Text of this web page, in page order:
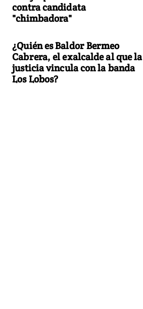
contra candidata
"chimbadora"
¿Quién es Baldor Bermeo
Cabrera, el exalcalde al que la
justicia vincula con la banda
Los Lobos?